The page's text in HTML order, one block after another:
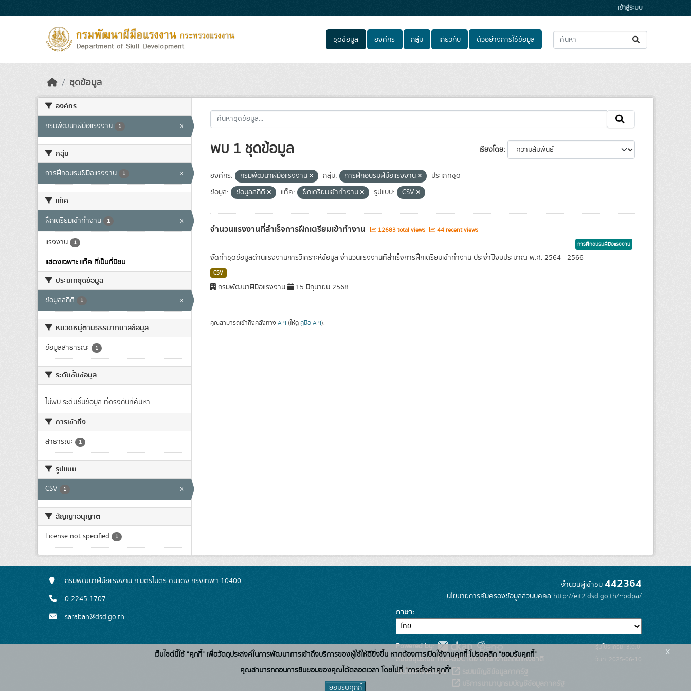
เข้าสู่ระบบ
ชุดข้อมูล องค์กร กลุ่ม เกี่ยวกับ ตัวอย่างการใช้ข้อมูล
ชุดข้อมูล
องค์กร
กรมพัฒนาฝีมือแรงงาน 1 x
กลุ่ม
การฝึกอบรมฝีมือแรงงาน 1 x
แท็ค
ฝึกเตรียมเข้าทำงาน 1 x
แรงงาน 1
แสดงเฉพาะ แท็ค ที่เป็นที่นิยม
ประเภทชุดข้อมูล
ข้อมูลสถิติ 1 x
หมวดหมู่ตามธรรมาภิบาลข้อมูล
ข้อมูลสาธารณะ 1
ระดับชั้นข้อมูล
ไม่พบ ระดับชั้นข้อมูล ที่ตรงกับที่ค้นหา
การเข้าถึง
สาธารณะ 1
รูปแบบ
CSV 1 x
สัญญาอนุญาต
License not specified 1
เรียงโดย
พบ 1 ชุดข้อมูล
องค์กร: กรมพัฒนาฝีมือแรงงาน กลุ่ม: การฝึกอบรมฝีมือแรงงาน
ประเภทชุด
ข้อมูล:
ข้อมูลสถิติ แท็ค: ฝึกเตรียมเข้าทำงาน รูปแบบ: CSV
จำนวนแรงงานที่สำเร็จการฝึกเตรียมเข้าทำงาน 12683 total views 44 recent views
การฝึกอบรมฝีมือแรงงาน
จัดทำชุดข้อมูลด้านแรงงานการวิเคราะห์ข้อมูล จำนวนแรงงานที่สำเร็จการฝึกเตรียมเข้าทำงาน ประจำปีงบประมาณ พ.ศ. 2564 - 2566
CSV
กรมพัฒนาฝีมือแรงงาน 15 มิถุนายน 2568
คุณสามารถเข้าถึงคลังทาง API (ให้ดู คู่มือ API).
กรมพัฒนาฝีมือแรงงาน ถ.มิตรไมตรี ดินแดง กรุงเทพฯ 10400
0-2245-1707
saraban@dsd.go.th
จำนวนผู้เข้าชม 442364
นโยบายการคุ้มครองข้อมูลส่วนบุคคล http://eit2.dsd.go.th/~pdpa/
ภาษา
Powered by:
สนับสนุนระบบ Thai-GDC โดย สำนักงานสถิติแห่งชาติ
เว็บไซต์ที่เกี่ยวข้อง:
รุ่นโปรแกรม: 3.0.0
วันที่: 2025-06-10
เว็บไซต์นี้ใช้ "คุกกี้" เพื่อวัตถุประสงค์ในการพัฒนาการเข้าถึงบริการของผู้ใช้ให้ดียิ่งขึ้น หากต้องการเปิดใช้งานคุกกี้ โปรดคลิก "ยอมรับคุกกี้"
คุณสามารถถอนการยินยอมของคุณได้ตลอดเวลา โดยไปที่ "การตั้งค่าคุกกี้"
ยอมรับคุกกี้
x